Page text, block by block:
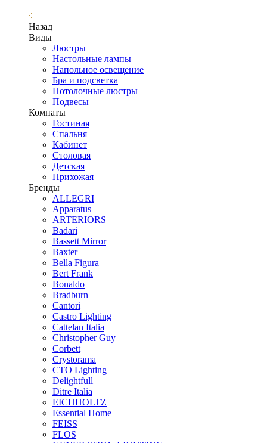
Назад
Виды
Люстры
Настольные лампы
Напольное освещение
Бра и подсветка
Потолочные люстры
Подвесы
Комнаты
Гостиная
Спальня
Кабинет
Столовая
Детская
Прихожая
Бренды
ALLEGRI
Apparatus
ARTERIORS
Badari
Bassett Mirror
Baxter
Bella Figura
Bert Frank
Bonaldo
Bradburn
Cantori
Castro Lighting
Cattelan Italia
Christopher Guy
Corbett
Crystorama
CTO Lighting
Delightfull
Ditre Italia
EICHHOLTZ
Essential Home
FEISS
FLOS